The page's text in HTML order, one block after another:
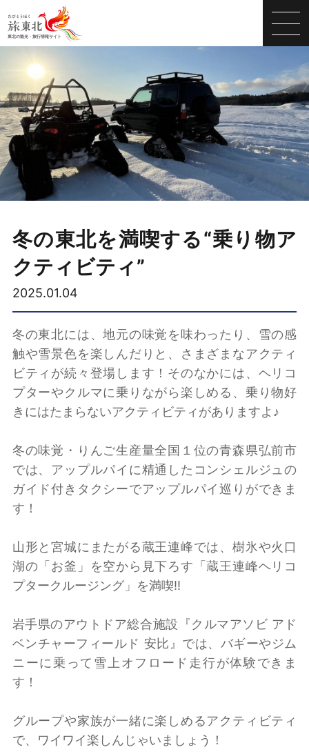
冬の東北を満喫する“乗り物ア
クティビティ”
2025.01.04
冬の東北には、地元の味覚を味わったり、雪の感
触や雪景色を楽しんだりと、さまざまなアクティ
ビティが続々登場します！そのなかには、ヘリコ
プターやクルマに乗りながら楽しめる、乗り物好
きにはたまらないアクティビティがありますよ♪
冬の味覚・りんご生産量全国１位の青森県弘前市
では、アップルパイに精通したコンシェルジュの
ガイド付きタクシーでアップルパイ巡りができま
す！
山形と宮城にまたがる蔵王連峰では、樹氷や火口
湖の「お釜」を空から見下ろす「蔵王連峰ヘリコ
プタークルージング」を満喫‼
岩手県のアウトドア総合施設『クルマアソビ アド
ベンチャーフィールド 安比』では、バギーやジム
ニーに乗って雪上オフロード走行が体験できま
す！
グループや家族が一緒に楽しめるアクティビティ
で、ワイワイ楽しんじゃいましょう！